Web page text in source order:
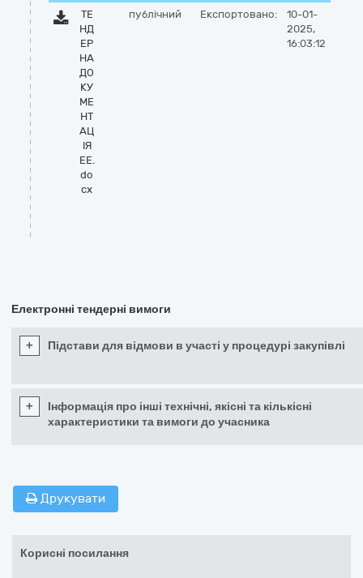
ТЕ
НД
ЕР
НА
ДО
КУ
МЕ
НТ
АЦ
ІЯ
ЕЕ.
do
cx
публічний Експортовано:
10-01-
2025,
16:03:12
Електронні тендерні вимоги
+ Підстави для відмови в участі у процедурі закупівлі
+
Інформація про інші технічні, якісні та кількісні
характеристики та вимоги до учасника
Друкувати
Корисні посилання